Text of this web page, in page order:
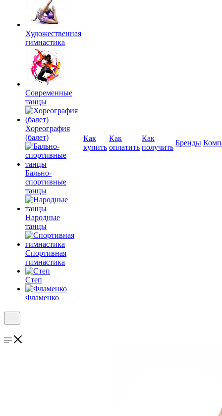
Художественная
гимнастика
Современные
танцы
Хореография
(балет)
Бально-
спортивные
танцы
Народные
танцы
Спортивная
гимнастика
Степ
Фламенко
Как
купить
Как
оплатить
Как
получить
Бренды